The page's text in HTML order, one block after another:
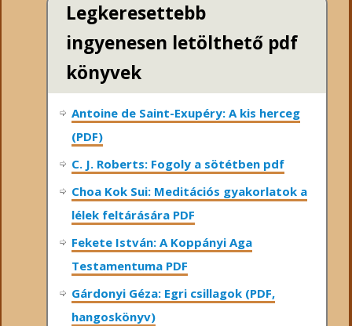
Legkeresettebb
ingyenesen letölthető pdf
könyvek
Antoine de Saint-Exupéry: A kis herceg
(PDF)
C. J. Roberts: Fogoly a sötétben pdf
Choa Kok Sui: Meditációs gyakorlatok a
lélek feltárására PDF
Fekete István: A Koppányi Aga
Testamentuma PDF
Gárdonyi Géza: Egri csillagok (PDF,
hangoskönyv)